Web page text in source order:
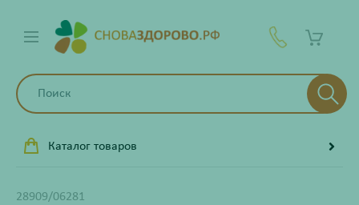
Каталог товаров
28909/06281